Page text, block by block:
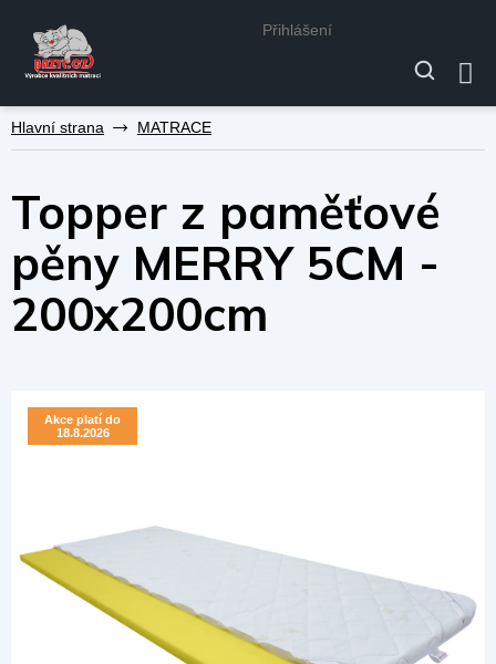
na
Přihlášení
MATRACE
Topper z paměťové
pěny MERRY 5CM -
200x200cm
Akce platí do
18.8.2026
Akce platí do
18.8.2026